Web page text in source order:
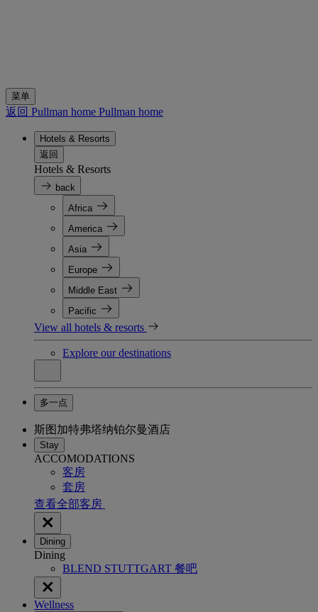
菜单
返回 Pullman home Pullman home
Hotels & Resorts
返回
Hotels & Resorts
back
Africa
America
Asia
Europe
Middle East
Pacific
View all hotels & resorts
Explore our destinations
多一点
斯图加特弗塔纳铂尔曼酒店
Stay
ACCOMODATIONS
客房
套房
查看全部客房
Dining
Dining
BLEND STUTTGART 餐吧
Wellness